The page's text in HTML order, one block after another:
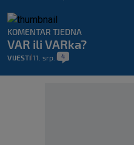
KOMENTAR TJEDNA
VAR ili VARka?
VIJESTI 11. srp. 4